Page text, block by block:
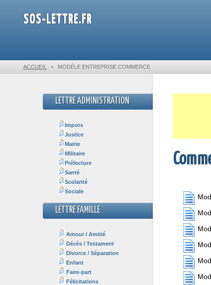
SOS-LETTRE.FR
ACCUEIL • MODÈLE ENTREPRISE COMMERCE
LETTRE ADMINISTRATION
Impots
Justice
Mairie
Militaire
Préfecture
Santé
Scolarité
Sociale
LETTRE FAMILLE
Amour / Amitié
Décès / Testament
Divorce / Séparation
Enfant
Faire-part
Félicitations